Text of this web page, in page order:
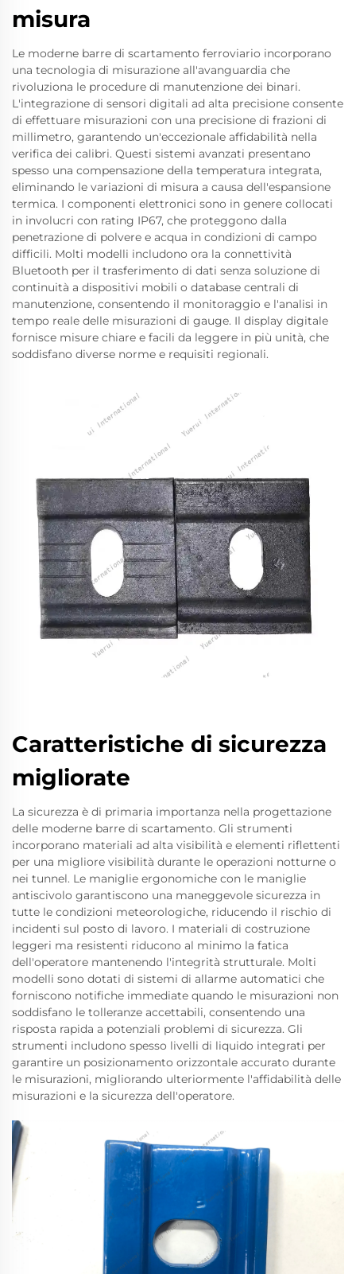
misura
Le moderne barre di scartamento ferroviario incorporano
una tecnologia di misurazione all'avanguardia che
rivoluziona le procedure di manutenzione dei binari.
L'integrazione di sensori digitali ad alta precisione consente
di effettuare misurazioni con una precisione di frazioni di
millimetro, garantendo un'eccezionale affidabilità nella
verifica dei calibri. Questi sistemi avanzati presentano
spesso una compensazione della temperatura integrata,
eliminando le variazioni di misura a causa dell'espansione
termica. I componenti elettronici sono in genere collocati
in involucri con rating IP67, che proteggono dalla
penetrazione di polvere e acqua in condizioni di campo
difficili. Molti modelli includono ora la connettività
Bluetooth per il trasferimento di dati senza soluzione di
continuità a dispositivi mobili o database centrali di
manutenzione, consentendo il monitoraggio e l'analisi in
tempo reale delle misurazioni di gauge. Il display digitale
fornisce misure chiare e facili da leggere in più unità, che
soddisfano diverse norme e requisiti regionali.
Caratteristiche di sicurezza
migliorate
La sicurezza è di primaria importanza nella progettazione
delle moderne barre di scartamento. Gli strumenti
incorporano materiali ad alta visibilità e elementi riflettenti
per una migliore visibilità durante le operazioni notturne o
nei tunnel. Le maniglie ergonomiche con le maniglie
antiscivolo garantiscono una maneggevole sicurezza in
tutte le condizioni meteorologiche, riducendo il rischio di
incidenti sul posto di lavoro. I materiali di costruzione
leggeri ma resistenti riducono al minimo la fatica
dell'operatore mantenendo l'integrità strutturale. Molti
modelli sono dotati di sistemi di allarme automatici che
forniscono notifiche immediate quando le misurazioni non
soddisfano le tolleranze accettabili, consentendo una
risposta rapida a potenziali problemi di sicurezza. Gli
strumenti includono spesso livelli di liquido integrati per
garantire un posizionamento orizzontale accurato durante
le misurazioni, migliorando ulteriormente l'affidabilità delle
misurazioni e la sicurezza dell'operatore.